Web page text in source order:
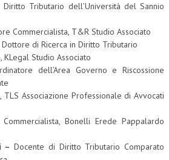
Diritto Tributario dell’Università del Sannio
Commercialista, T&R Studio Associato
Dottore di Ricerca in Diritto Tributario
KLegal Studio Associato
dell’Area Governo e Riscossione
TLS Associazione Professionale di Avvocati
Bonelli Erede Pappalardo
– Docente di Diritto Tributario Comparato